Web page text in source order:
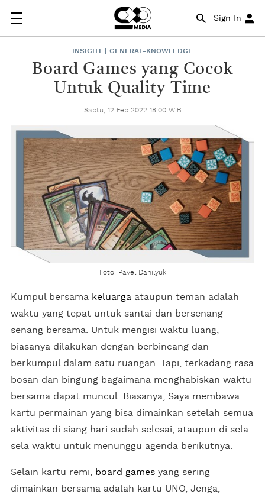
Sign In
INSIGHT | GENERAL-KNOWLEDGE
Board Games yang Cocok
Untuk Quality Time
Sabtu, 12 Feb 2022 18:00 WIB
Foto: Pavel Danilyuk
Kumpul bersama keluarga ataupun teman adalah
waktu yang tepat untuk santai dan bersenang-
senang bersama. Untuk mengisi waktu luang,
biasanya dilakukan dengan berbincang dan
berkumpul dalam satu ruangan. Tapi, terkadang rasa
bosan dan bingung bagaimana menghabiskan waktu
bersama dapat muncul. Biasanya, Saya membawa
kartu permainan yang bisa dimainkan setelah semua
aktivitas di siang hari sudah selesai, ataupun di sela-
sela waktu untuk menunggu agenda berikutnya.
Selain kartu remi, board games yang sering
dimainkan bersama adalah kartu UNO, Jenga,